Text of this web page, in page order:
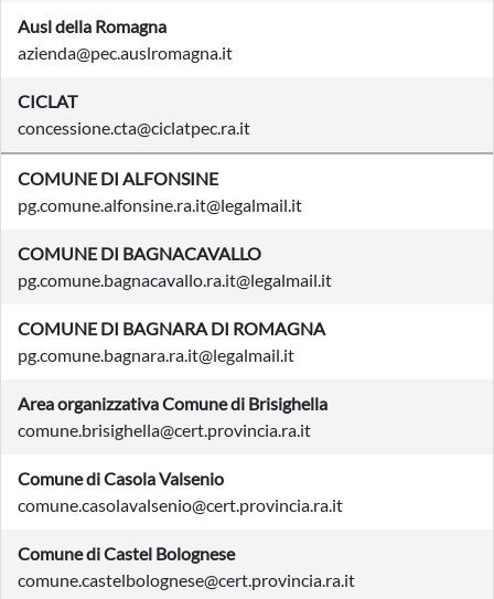
Ausl della Romagna
azienda@pec.auslromagna.it
CICLAT
concessione.cta@ciclatpec.ra.it
COMUNE DI ALFONSINE
pg.comune.alfonsine.ra.it@legalmail.it
COMUNE DI BAGNACAVALLO
pg.comune.bagnacavallo.ra.it@legalmail.it
COMUNE DI BAGNARA DI ROMAGNA
pg.comune.bagnara.ra.it@legalmail.it
Area organizzativa Comune di Brisighella
comune.brisighella@cert.provincia.ra.it
Comune di Casola Valsenio
comune.casolavalsenio@cert.provincia.ra.it
Comune di Castel Bolognese
comune.castelbolognese@cert.provincia.ra.it